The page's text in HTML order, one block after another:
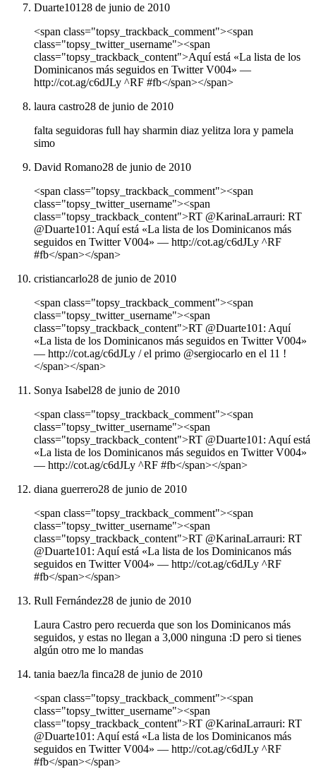
Duarte101 28 de junio de 2010
<span class="topsy_trackback_comment"><span
class="topsy_twitter_username"><span
class="topsy_trackback_content">Aquí está «La lista de los
Dominicanos más seguidos en Twitter V004» ―
http://cot.ag/c6dJLy ^RF #fb</span></span>
laura castro28 de junio de 2010
falta seguidoras full hay sharmin diaz yelitza lora y pamela
simo
David Romano28 de junio de 2010
<span class="topsy_trackback_comment"><span
class="topsy_twitter_username"><span
class="topsy_trackback_content">RT @KarinaLarrauri: RT
@Duarte101: Aquí está «La lista de los Dominicanos más
seguidos en Twitter V004» ― http://cot.ag/c6dJLy ^RF
#fb</span></span>
cristiancarlo28 de junio de 2010
<span class="topsy_trackback_comment"><span
class="topsy_twitter_username"><span
class="topsy_trackback_content">RT @Duarte101: Aquí
«La lista de los Dominicanos más seguidos en Twitter V004»
― http://cot.ag/c6dJLy / el primo @sergiocarlo en el 11 !
</span></span>
Sonya Isabel28 de junio de 2010
<span class="topsy_trackback_comment"><span
class="topsy_twitter_username"><span
class="topsy_trackback_content">RT @Duarte101: Aquí está
«La lista de los Dominicanos más seguidos en Twitter V004»
― http://cot.ag/c6dJLy ^RF #fb</span></span>
diana guerrero28 de junio de 2010
<span class="topsy_trackback_comment"><span
class="topsy_twitter_username"><span
class="topsy_trackback_content">RT @KarinaLarrauri: RT
@Duarte101: Aquí está «La lista de los Dominicanos más
seguidos en Twitter V004» ― http://cot.ag/c6dJLy ^RF
#fb</span></span>
Rull Fernández28 de junio de 2010
Laura Castro pero recuerda que son los Dominicanos más
seguidos, y estas no llegan a 3,000 ninguna :D pero si tienes
algún otro me lo mandas
tania baez/la finca28 de junio de 2010
<span class="topsy_trackback_comment"><span
class="topsy_twitter_username"><span
class="topsy_trackback_content">RT @KarinaLarrauri: RT
@Duarte101: Aquí está «La lista de los Dominicanos más
seguidos en Twitter V004» ― http://cot.ag/c6dJLy ^RF
#fb</span></span>